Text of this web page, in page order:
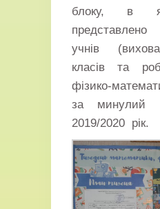
блоку, в
учнів
класів та
фізико-
за минулий
2019/2020 рік.